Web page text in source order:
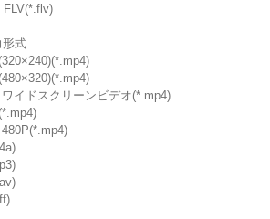
FLV(*.flv)
式
イドスクリーンビデオ(*.mp4)